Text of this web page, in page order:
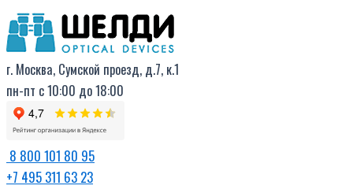
г. Москва, Сумской проезд, д.7, к.1
пн-пт с 10:00 до 18:00
8 800 101 80 95
+7 495 311 63 23